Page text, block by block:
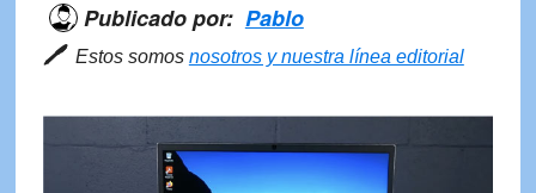
Publicado por: Pablo
🖊 Estos somos nosotros y nuestra línea editorial